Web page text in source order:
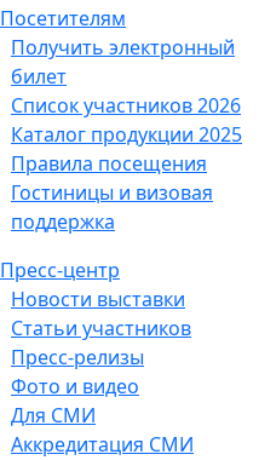
Посетителям
Получить электронный
билет
Список участников 2026
Каталог продукции 2025
Правила посещения
Гостиницы и визовая
поддержка
Пресс-центр
Новости выставки
Статьи участников
Пресс-релизы
Фото и видео
Для СМИ
Аккредитация СМИ